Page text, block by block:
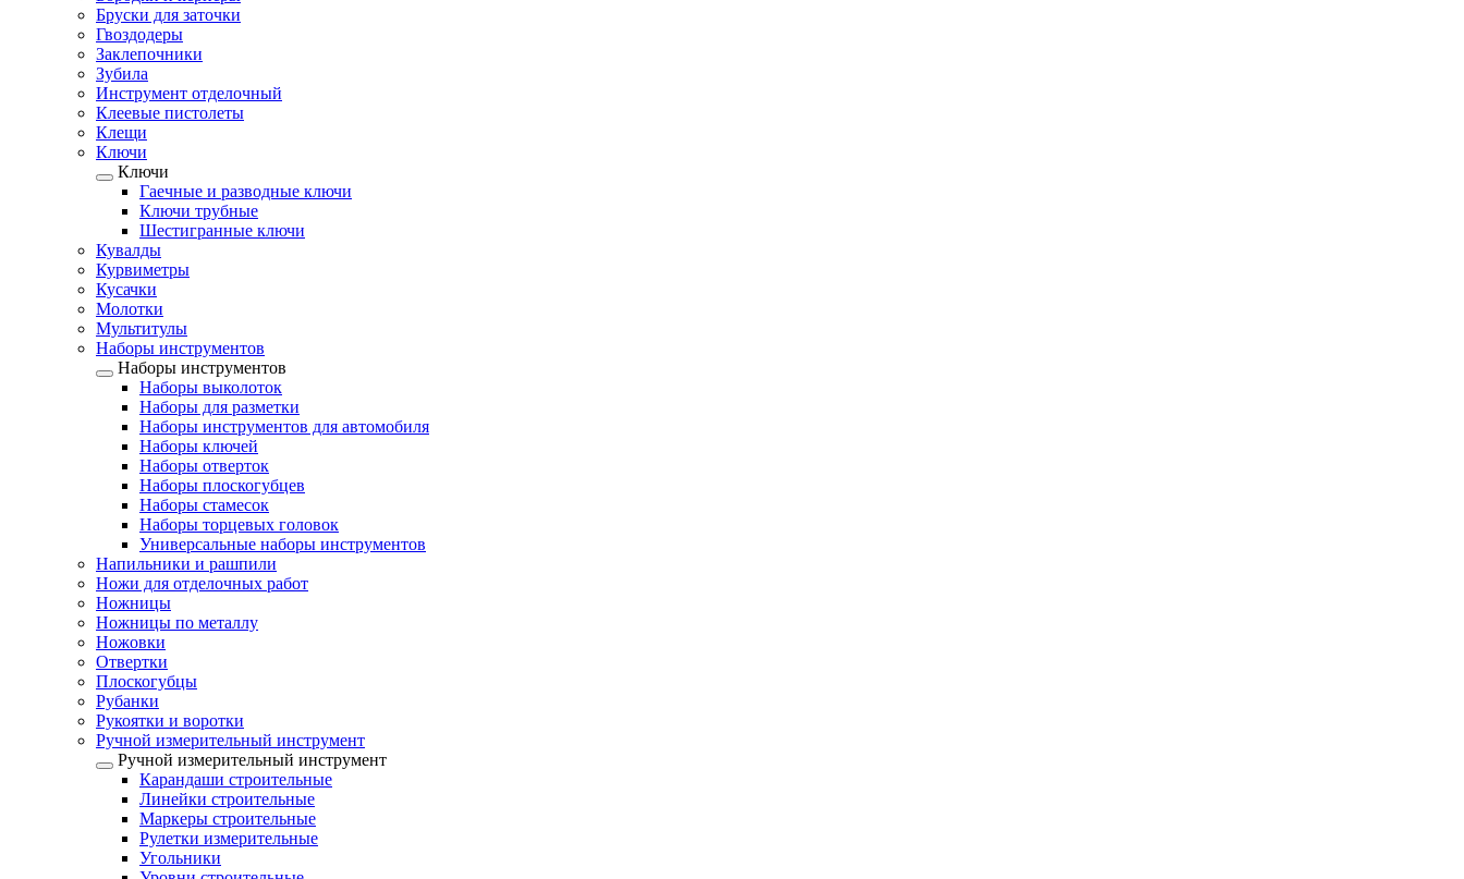
Бруски для заточки
Гвоздодеры
Заклепочники
Зубила
Инструмент отделочный
Клеевые пистолеты
Клещи
Ключи
Ключи
Гаечные и разводные ключи
Ключи трубные
Шестигранные ключи
Кувалды
Курвиметры
Кусачки
Молотки
Мультитулы
Наборы инструментов
Наборы инструментов
Наборы выколоток
Наборы для разметки
Наборы инструментов для автомобиля
Наборы ключей
Наборы отверток
Наборы плоскогубцев
Наборы стамесок
Наборы торцевых головок
Универсальные наборы инструментов
Напильники и рашпили
Ножи для отделочных работ
Ножницы
Ножницы по металлу
Ножовки
Отвертки
Плоскогубцы
Рубанки
Рукоятки и воротки
Ручной измерительный инструмент
Ручной измерительный инструмент
Карандаши строительные
Линейки строительные
Маркеры строительные
Рулетки измерительные
Угольники